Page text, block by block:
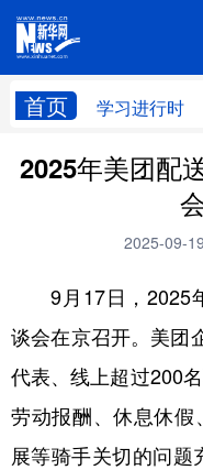
首页 学习进行时
学习进行时 高层
财经
科技 科创
文化 书画
法律 中央文
2025年美团配
2025-09-
9月17日，2025
谈会在京召开。美团
代表、线上超过200
劳动报酬、休息休
展等骑手关切的问